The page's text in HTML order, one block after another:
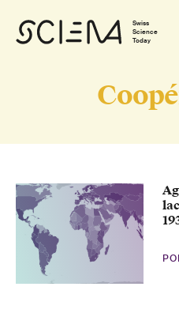
Swiss
Science
Today